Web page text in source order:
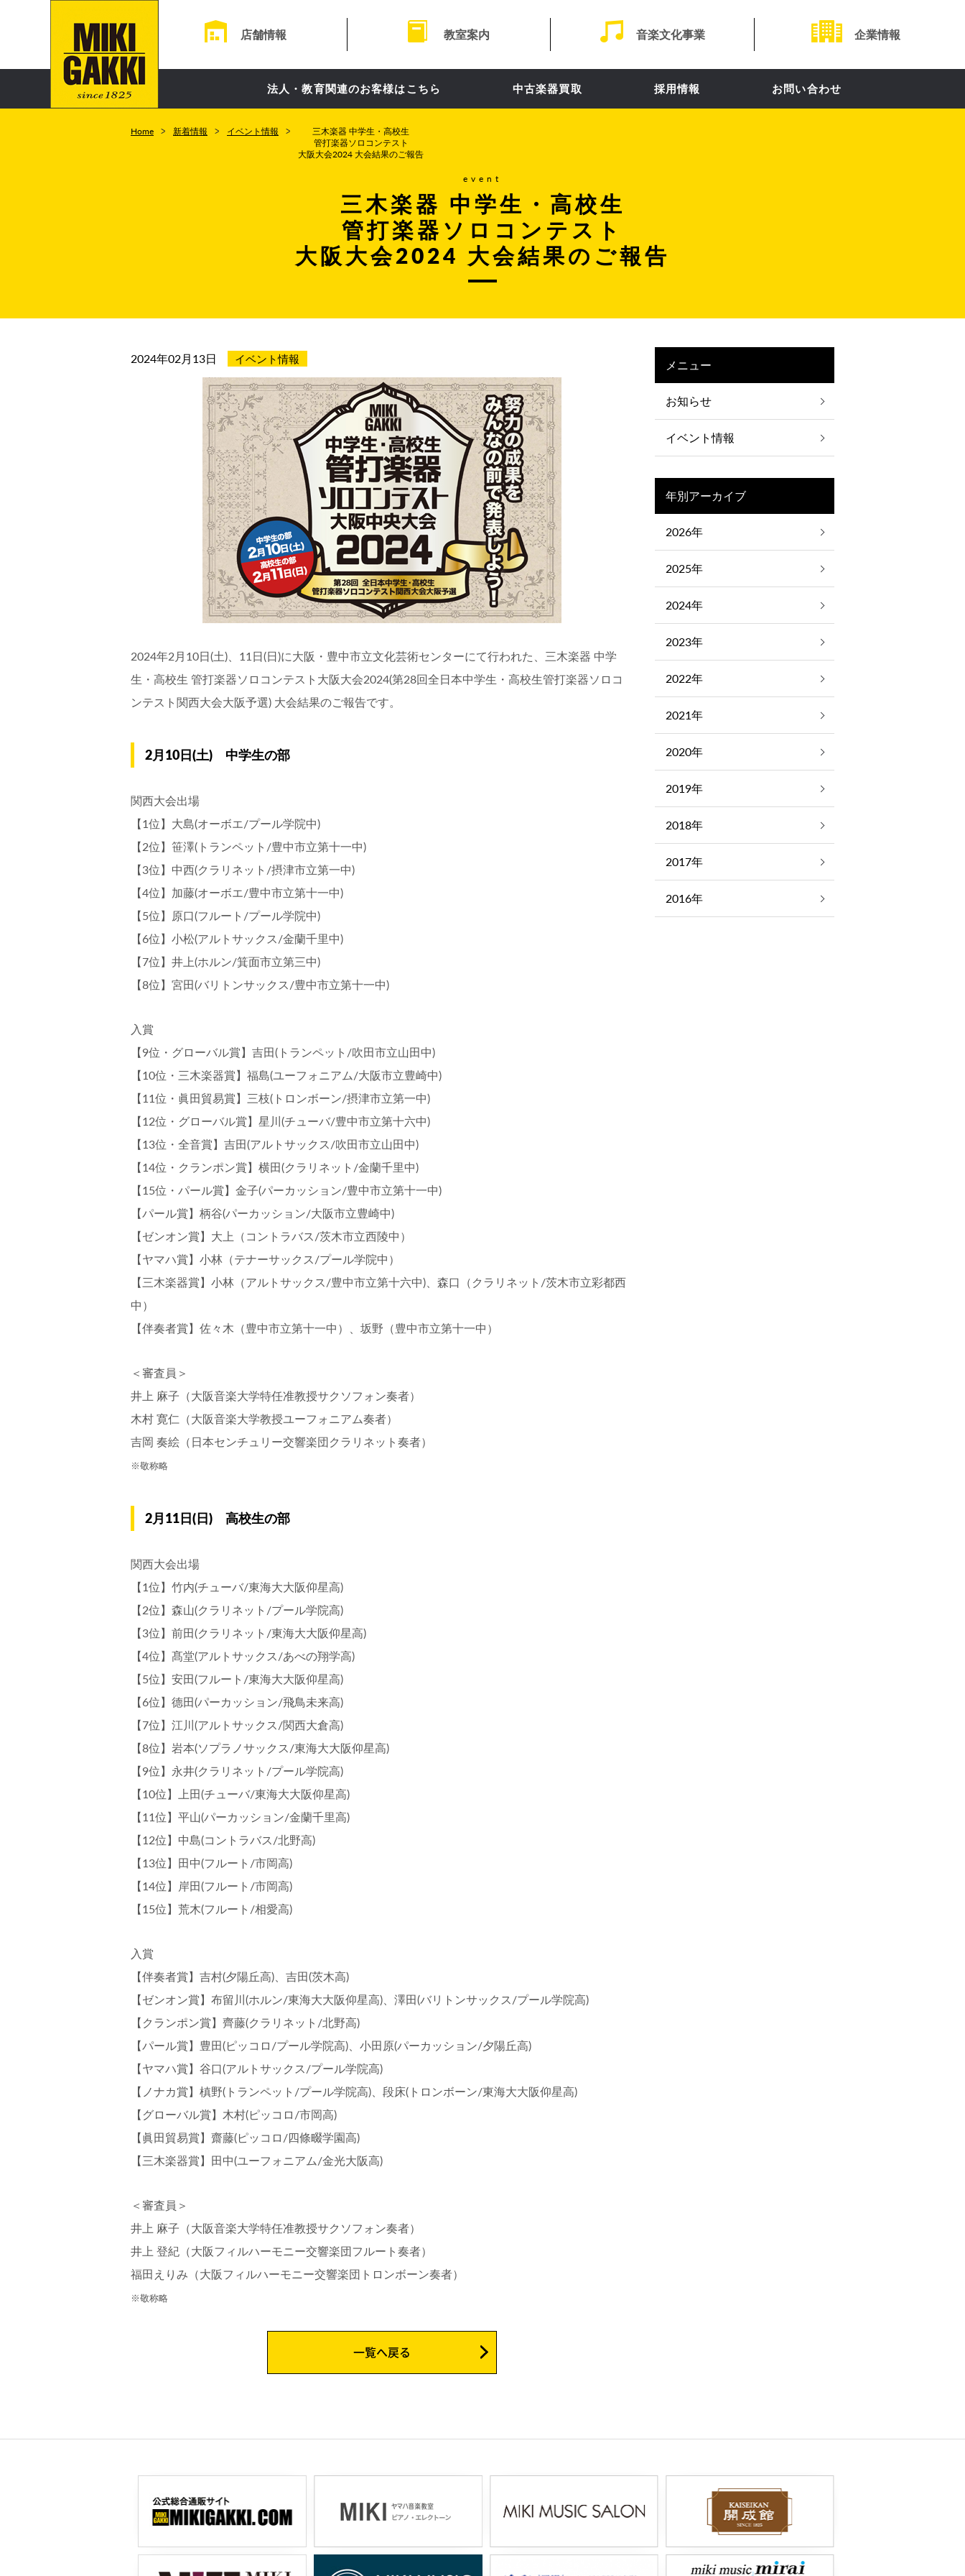
店舗情報 教室案内 音楽文化事業 企業情報
法人・教育関連のお客様はこちら 中古楽器買取 採用情報 お問い合わせ
Home 新着情報 イベント情報
三木楽器 中学生・高校生
管打楽器ソロコンテスト
大阪大会2024 大会結果のご報告
event
三木楽器 中学生・高校生
管打楽器ソロコンテスト
大阪大会2024 大会結果のご報告
2024年02月13日 イベント情報
2024年2月10日(土)、11日(日)に大阪・豊中市立文化芸術センターにて行われた、三木楽器 中学
生・高校生 管打楽器ソロコンテスト大阪大会2024(第28回全日本中学生・高校生管打楽器ソロコ
ンテスト関西大会大阪予選) 大会結果のご報告です。
2月10日(土) 中学生の部
関西大会出場
【1位】大島(オーボエ/プール学院中)
【2位】笹澤(トランペット/豊中市立第十一中)
【3位】中西(クラリネット/摂津市立第一中)
【4位】加藤(オーボエ/豊中市立第十一中)
【5位】原口(フルート/プール学院中)
【6位】小松(アルトサックス/金蘭千里中)
【7位】井上(ホルン/箕面市立第三中)
【8位】宮田(バリトンサックス/豊中市立第十一中)
入賞
【9位・グローバル賞】吉田(トランペット/吹田市立山田中)
【10位・三木楽器賞】福島(ユーフォニアム/大阪市立豊崎中)
【11位・眞田貿易賞】三枝(トロンボーン/摂津市立第一中)
【12位・グローバル賞】星川(チューバ/豊中市立第十六中)
【13位・全音賞】吉田(アルトサックス/吹田市立山田中)
【14位・クランポン賞】横田(クラリネット/金蘭千里中)
【15位・パール賞】金子(パーカッション/豊中市立第十一中)
【パール賞】柄谷(パーカッション/大阪市立豊崎中)
【ゼンオン賞】大上（コントラバス/茨木市立西陵中）
【ヤマハ賞】小林（テナーサックス/プール学院中）
【三木楽器賞】小林（アルトサックス/豊中市立第十六中)、森口（クラリネット/茨木市立彩都西
中）
【伴奏者賞】佐々木（豊中市立第十一中）、坂野（豊中市立第十一中）
＜審査員＞
井上 麻子（大阪音楽大学特任准教授サクソフォン奏者）
木村 寛仁（大阪音楽大学教授ユーフォニアム奏者）
吉岡 奏絵（日本センチュリー交響楽団クラリネット奏者）
※敬称略
2月11日(日) 高校生の部
関西大会出場
【1位】竹内(チューバ/東海大大阪仰星高)
【2位】森山(クラリネット/プール学院高)
【3位】前田(クラリネット/東海大大阪仰星高)
【4位】髙堂(アルトサックス/あべの翔学高)
【5位】安田(フルート/東海大大阪仰星高)
【6位】德田(パーカッション/飛鳥未来高)
【7位】江川(アルトサックス/関西大倉高)
【8位】岩本(ソプラノサックス/東海大大阪仰星高)
【9位】永井(クラリネット/プール学院高)
【10位】上田(チューバ/東海大大阪仰星高)
【11位】平山(パーカッション/金蘭千里高)
【12位】中島(コントラバス/北野高)
【13位】田中(フルート/市岡高)
【14位】岸田(フルート/市岡高)
【15位】荒木(フルート/相愛高)
入賞
【伴奏者賞】吉村(夕陽丘高)、吉田(茨木高)
【ゼンオン賞】布留川(ホルン/東海大大阪仰星高)、澤田(バリトンサックス/プール学院高)
【クランポン賞】齊藤(クラリネット/北野高)
【パール賞】豊田(ピッコロ/プール学院高)、小田原(パーカッション/夕陽丘高)
【ヤマハ賞】谷口(アルトサックス/プール学院高)
【ノナカ賞】槙野(トランペット/プール学院高)、段床(トロンボーン/東海大大阪仰星高)
【グローバル賞】木村(ピッコロ/市岡高)
【眞田貿易賞】齋藤(ピッコロ/四條畷学園高)
【三木楽器賞】田中(ユーフォニアム/金光大阪高)
＜審査員＞
井上 麻子（大阪音楽大学特任准教授サクソフォン奏者）
井上 登紀（大阪フィルハーモニー交響楽団フルート奏者）
福田えりみ（大阪フィルハーモニー交響楽団トロンボーン奏者）
※敬称略
一覧へ戻る
メニュー
お知らせ
イベント情報
年別アーカイブ
2026年
2025年
2024年
2023年
2022年
2021年
2020年
2019年
2018年
2017年
2016年